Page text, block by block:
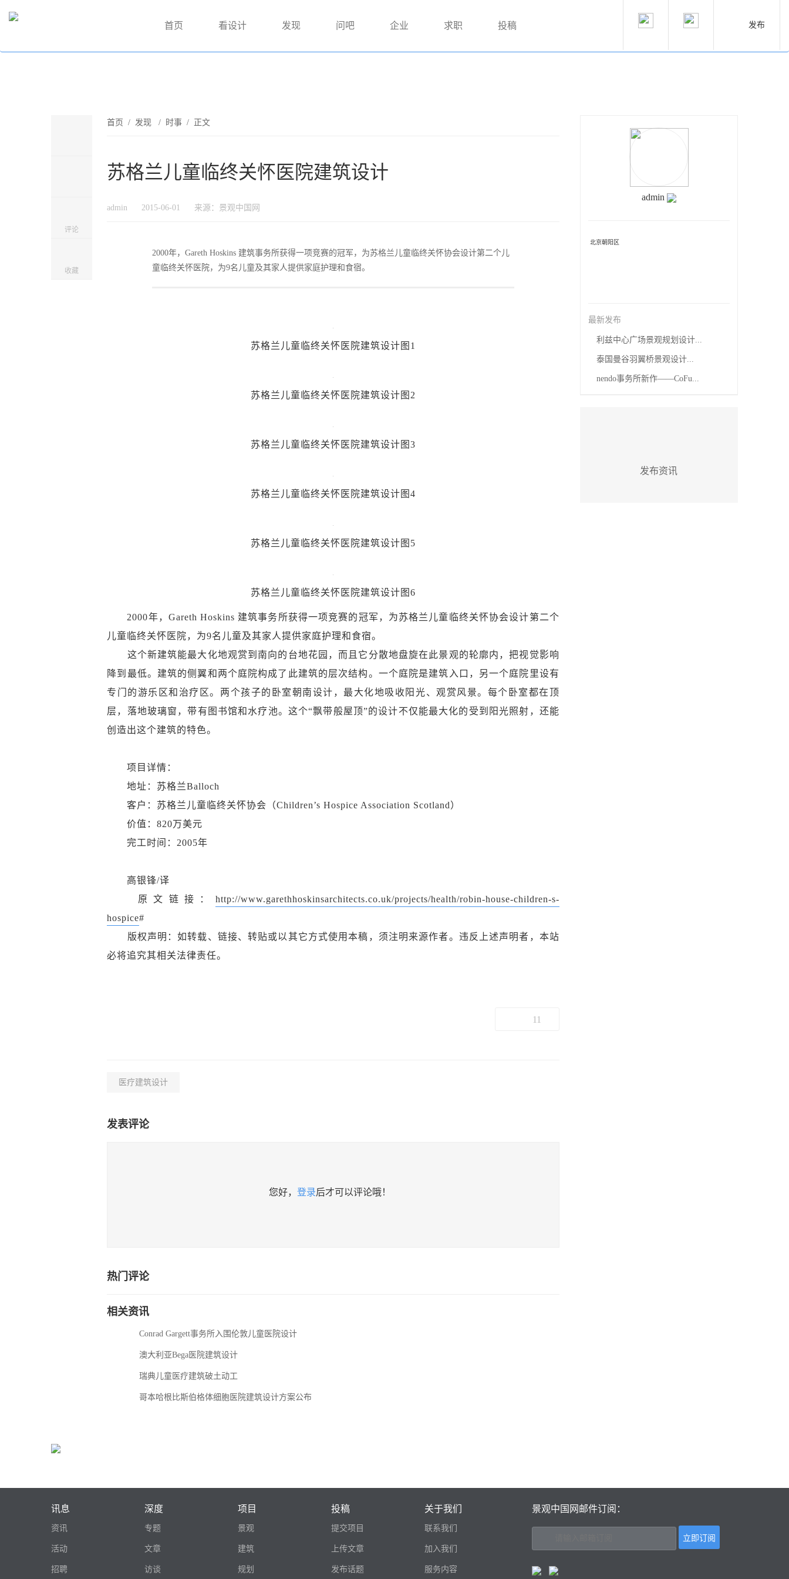
首页 看设计 发现 问吧 企业 求职 投稿 发布
评论
收藏
首页 /发现 / 时事 / 正文
苏格兰儿童临终关怀医院建筑设计
admin 2015-06-01 来源：景观中国网
2000年，Gareth Hoskins 建筑事务所获得一项竞赛的冠军，为苏格兰儿童临终关怀协会设计第二个儿
童临终关怀医院，为9名儿童及其家人提供家庭护理和食宿。
苏格兰儿童临终关怀医院建筑设计图1
苏格兰儿童临终关怀医院建筑设计图2
苏格兰儿童临终关怀医院建筑设计图3
苏格兰儿童临终关怀医院建筑设计图4
苏格兰儿童临终关怀医院建筑设计图5
苏格兰儿童临终关怀医院建筑设计图6
2000年，Gareth Hoskins 建筑事务所获得一项竞赛的冠军，为苏格兰儿童临终关怀协会设计第二个
儿童临终关怀医院，为9名儿童及其家人提供家庭护理和食宿。
这个新建筑能最大化地观赏到南向的台地花园，而且它分散地盘旋在此景观的轮廓内，把视觉影响
降到最低。建筑的侧翼和两个庭院构成了此建筑的层次结构。一个庭院是建筑入口，另一个庭院里设有
专门的游乐区和治疗区。两个孩子的卧室朝南设计，最大化地吸收阳光、观赏风景。每个卧室都在顶
层，落地玻璃窗，带有图书馆和水疗池。这个“飘带般屋顶”的设计不仅能最大化的受到阳光照射，还能
创造出这个建筑的特色。
项目详情：
地址：苏格兰Balloch
客户：苏格兰儿童临终关怀协会（Children’s Hospice Association Scotland）
价值：820万美元
完工时间：2005年
高银锋/译
原文链接： http://www.garethhoskinsarchitects.co.uk/projects/health/robin-house-children-s-
hospice#
版权声明：如转载、链接、转贴或以其它方式使用本稿，须注明来源作者。违反上述声明者，本站
必将追究其相关法律责任。
11
医疗建筑设计
发表评论
您好， 登录后才可以评论哦！
热门评论
相关资讯
Conrad Gargett事务所入围伦敦儿童医院设计
澳大利亚Bega医院建筑设计
瑞典儿童医疗建筑破土动工
哥本哈根比斯伯格体细胞医院建筑设计方案公布
admin
北京朝阳区
最新发布
利兹中心广场景观规划设计...
泰国曼谷羽翼桥景观设计...
nendo事务所新作——CoFu...
发布资讯
讯息
资讯
活动
招聘
深度
专题
文章
访谈
项目
景观
建筑
规划
投稿
提交项目
上传文章
发布话题
关于我们
联系我们
加入我们
服务内容
景观中国网邮件订阅：